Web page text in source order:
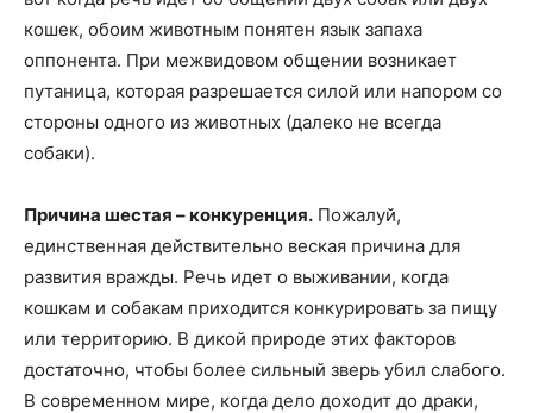
кошек, обоим животным понятен язык запаха
оппонента. При межвидовом общении возникает
путаница, которая разрешается силой или напором со
стороны одного из животных (далеко не всегда
собаки).
Причина шестая – конкуренция. Пожалуй,
единственная действительно веская причина для
развития вражды. Речь идет о выживании, когда
кошкам и собакам приходится конкурировать за пищу
или территорию. В дикой природе этих факторов
достаточно, чтобы более сильный зверь убил слабого.
В современном мире, когда дело доходит до драки,